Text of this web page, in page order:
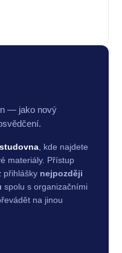
— jako nový
, kde najdete
materiály. Přístup
přihlášky nejpozději
spolu s organizačními
na jinou